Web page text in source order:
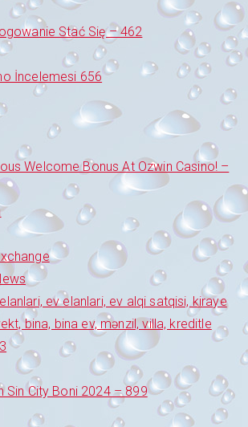
Stać Się – 462
İncelemesi 656
Welcome Bonus At Ozwin Casino! –
ev elanlari, ev alqi satqisi, kiraye
bina, bina ev, mənzil, villa, kreditle
Sin City Boni 2024 – 899